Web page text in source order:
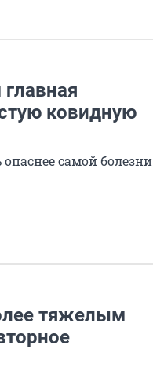
ковидную
самой болезни
тяжелым